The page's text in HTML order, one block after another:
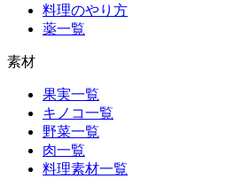
料理のやり方
薬一覧
素材
果実一覧
キノコ一覧
野菜一覧
肉一覧
料理素材一覧